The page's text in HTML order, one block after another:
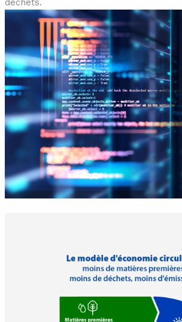
déchets.